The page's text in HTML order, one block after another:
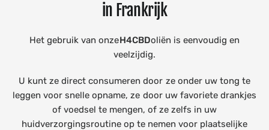
in Frankrijk
Het gebruik van onzeH4CBDoliën is eenvoudig en
veelzijdig.
U kunt ze direct consumeren door ze onder uw tong te
leggen voor snelle opname, ze door uw favoriete drankjes
of voedsel te mengen, of ze zelfs in uw
huidverzorgingsroutine op te nemen voor plaatselijke